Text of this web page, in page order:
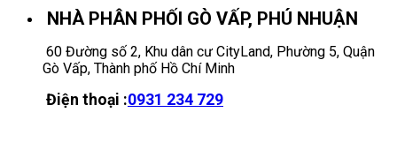
NHÀ PHÂN PHỐI GÒ VẤP, PHÚ NHUẬN
60 Đường số 2, Khu dân cư CityLand, Phường 5, Quận
Gò Vấp, Thành phố Hồ Chí Minh
Điện thoại :0931 234 729